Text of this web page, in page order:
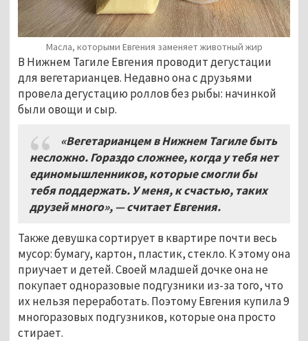
Масла, которыми Евгения заменяет животный жир
В Нижнем Тагиле Евгения проводит дегустации
для вегетарианцев. Недавно она с друзьями
провела дегустацию роллов без рыбы: начинкой
были овощи и сыр.
«Вегетарианцем в Нижнем Тагиле быть
несложно. Гораздо сложнее, когда у тебя нет
единомышленников, которые смогли бы
тебя поддержать. У меня, к счастью, таких
друзей много», —считает Евгения.
Также девушка сортирует в квартире почти весь
мусор: бумагу, картон, пластик, стекло. К этому она
приучает и детей. Своей младшей дочке она не
покупает одноразовые подгузники из-за того, что
их нельзя переработать. Поэтому Евгения купила 9
многоразовых подгузников, которые она просто
стирает.